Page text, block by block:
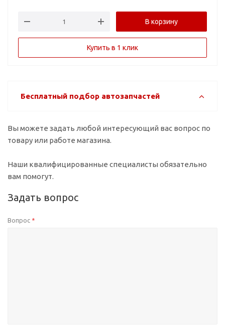
В корзину
Купить в 1 клик
Бесплатный подбор автозапчастей
Вы можете задать любой интересующий вас вопрос по
товару или работе магазина.
Наши квалифицированные специалисты обязательно
вам помогут.
Задать вопрос
Вопрос *